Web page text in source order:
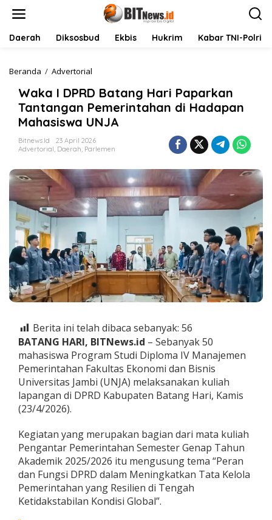
Daerah Diksosbud Ekbis Hukrim Kabar TNI-Polri
Beranda / Advertorial
k
a
D
P
R
B
t
a
n
a
r
i
P
a
p
r
k
a
n
T
a
n
t
g
a
n
P
e
m
e
Waka I DPRD Batang Hari Paparkan
Tantangan Pemerintahan di Hadapan
Mahasiswa UNJA
Bitnews.id
23 April 2026
Advertorial, Daerah, Parlemen
Berita ini telah dibaca sebanyak: 56
BATANG HARI, BITNews.id – Sebanyak 50
mahasiswa Program Studi Diploma IV Manajemen
Pemerintahan Fakultas Ekonomi dan Bisnis
Universitas Jambi (UNJA) melaksanakan kuliah
lapangan di DPRD Kabupaten Batang Hari, Kamis
(23/4/2026).
Kegiatan yang merupakan bagian dari mata kuliah
Pengantar Pemerintahan Semester Genap Tahun
Akademik 2025/2026 itu mengusung tema “Peran
dan Fungsi DPRD dalam Meningkatkan Tata Kelola
Pemerintahan yang Resilien di Tengah
Ketidakstabilan Kondisi Global”.